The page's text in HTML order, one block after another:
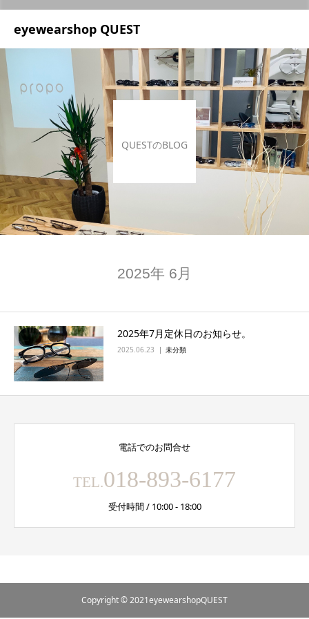
eyewearshop QUEST
QUESTのBLOG
2025年 6月
2025年7月定休日のお知らせ。
2025.06.23 未分類
電話でのお問合せ
TEL.018-893-6177
受付時間 / 10:00 - 18:00
Copyright © 2021eyewearshopQUEST